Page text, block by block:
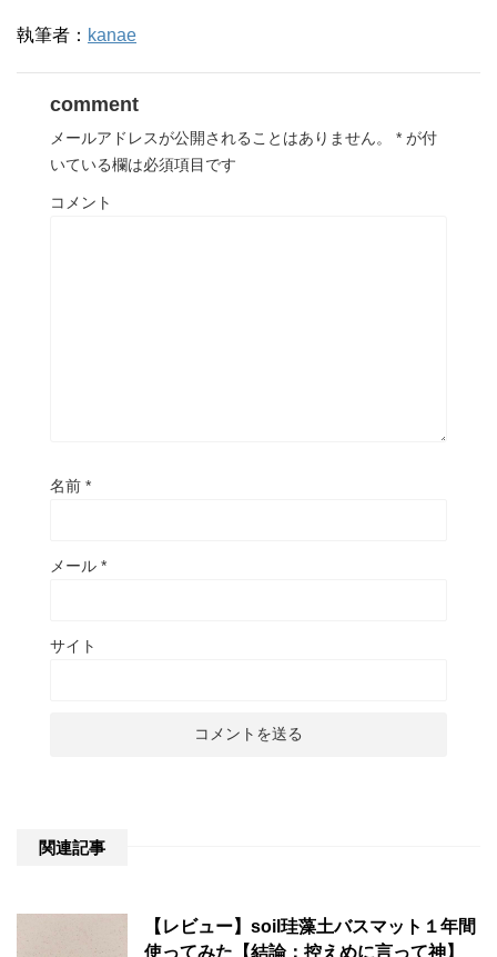
執筆者： kanae
comment
メールアドレスが公開されることはありません。 * が付
いている欄は必須項目です
コメント
名前 *
メール *
サイト
関連記事
【レビュー】soil珪藻土バスマット１年間
使ってみた【結論：控えめに言って神】